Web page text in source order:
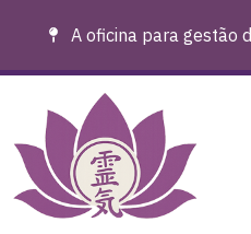
A oficina para gestão